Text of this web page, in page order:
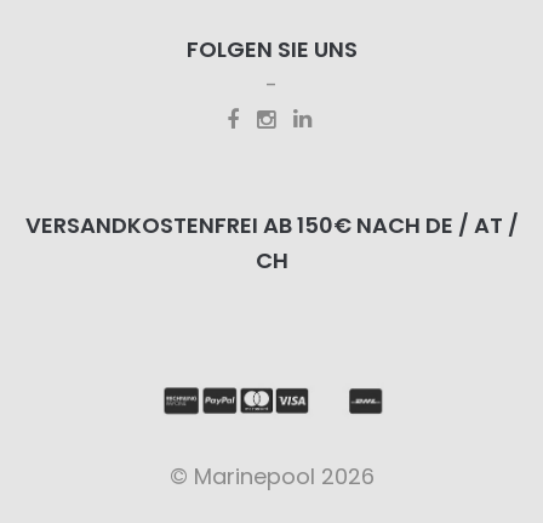
FOLGEN SIE UNS
VERSANDKOSTENFREI AB 150€ NACH DE / AT /
CH
© Marinepool 2026